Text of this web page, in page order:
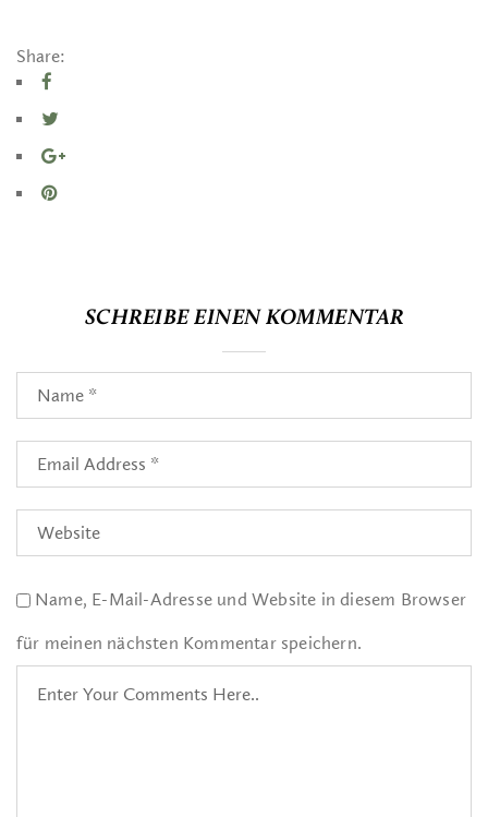
Share:
SCHREIBE EINEN KOMMENTAR
Name, E-Mail-Adresse und Website in diesem Browser
für meinen nächsten Kommentar speichern.